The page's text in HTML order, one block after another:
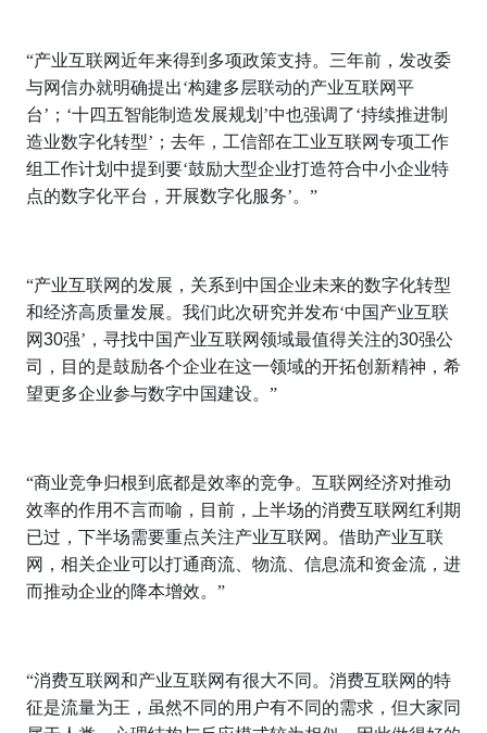
“产业互联网近年来得到多项政策支持。三年前，发改委
与网信办就明确提出‘构建多层联动的产业互联网平
台’；‘十四五智能制造发展规划’中也强调了‘持续推进制
造业数字化转型’；去年，工信部在工业互联网专项工作
组工作计划中提到要‘鼓励大型企业打造符合中小企业特
点的数字化平台，开展数字化服务’。”
“产业互联网的发展，关系到中国企业未来的数字化转型
和经济高质量发展。我们此次研究并发布‘中国产业互联
网30强’，寻找中国产业互联网领域最值得关注的30强公
司，目的是鼓励各个企业在这一领域的开拓创新精神，希
望更多企业参与数字中国建设。”
“商业竞争归根到底都是效率的竞争。互联网经济对推动
效率的作用不言而喻，目前，上半场的消费互联网红利期
已过，下半场需要重点关注产业互联网。借助产业互联
网，相关企业可以打通商流、物流、信息流和资金流，进
而推动企业的降本增效。”
“消费互联网和产业互联网有很大不同。消费互联网的特
征是流量为王，虽然不同的用户有不同的需求，但大家同